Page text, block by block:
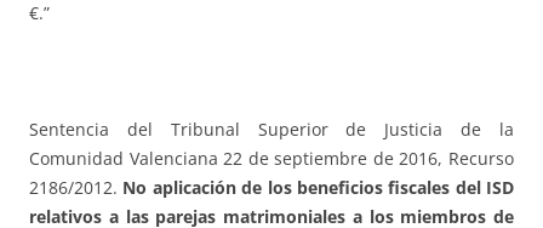
€.”
Sentencia del Tribunal Superior de Justicia de la
Comunidad Valenciana 22 de septiembre de 2016, Recurso
2186/2012. No aplicación de los beneficios fiscales del ISD
relativos a las parejas matrimoniales a los miembros de